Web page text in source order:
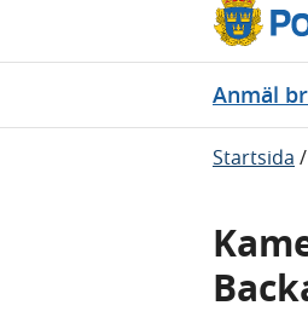
Anmäl
Startsida /